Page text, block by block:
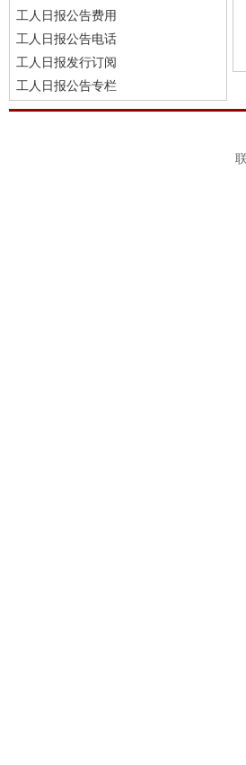
工人日报公告费用
工人日报公告电话
工人日报发行订阅
工人日报公告专栏